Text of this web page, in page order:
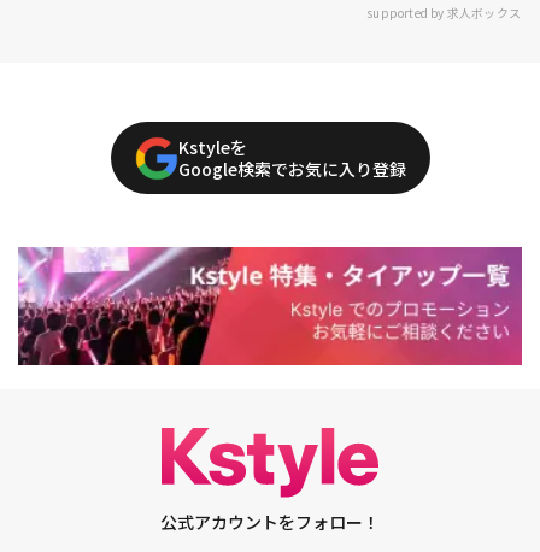
supported by 求人ボックス
Kstyleを
Google検索でお気に入り登録
公式アカウントをフォロー！